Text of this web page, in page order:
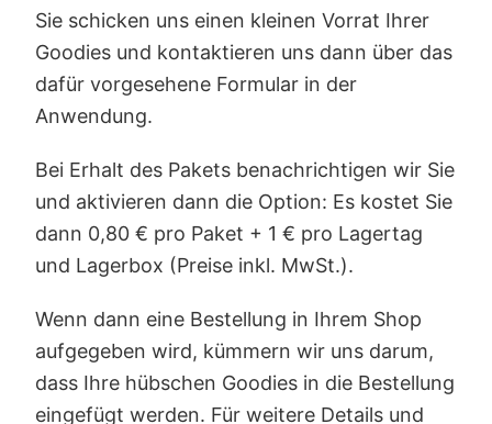
Sie schicken uns einen kleinen Vorrat Ihrer
Goodies und kontaktieren uns dann über das
dafür vorgesehene Formular in der
Anwendung.
Bei Erhalt des Pakets benachrichtigen wir Sie
und aktivieren dann die Option: Es kostet Sie
dann 0,80 € pro Paket + 1 € pro Lagertag
und Lagerbox (Preise inkl. MwSt.).
Wenn dann eine Bestellung in Ihrem Shop
aufgegeben wird, kümmern wir uns darum,
dass Ihre hübschen Goodies in die Bestellung
eingefügt werden. Für weitere Details und